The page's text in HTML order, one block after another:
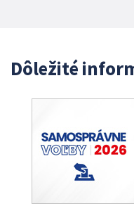
Dôležité